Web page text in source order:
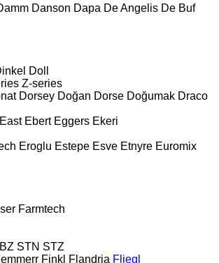
Danson Dapa De Angelis De Buf
Doll
Z-series
Dorsey Doğan Dorse Doğumak Draco
East Ebert Eggers Ekeri
Eroglu Estepe Esve Etnyre Euromix
Farmtech
STN STZ
Finkl Flandria Fliegl